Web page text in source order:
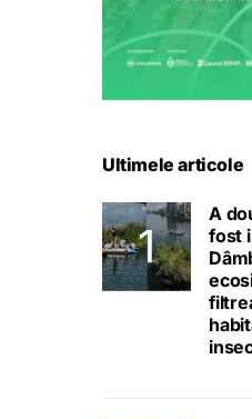
Ultimele articole
A
fost